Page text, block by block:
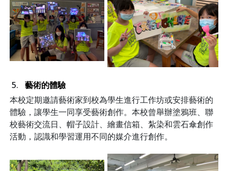
藝術的體驗
本校定期邀請藝術家到校為學生進行工作坊或安排藝術的
體驗，讓學生一同享受藝術創作。本校曾舉辦塗鴉班、聯
校藝術交流日、帽子設計、繪畫信箱、紮染和雲石傘創作
活動，認識和學習運用不同的媒介進行創作。